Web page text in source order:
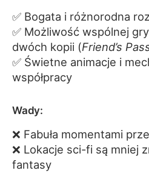
✅ Bogata i różnorodna
✅ Możliwość wspólnej
dwóch kopii (Friend’s
✅ Świetne animacje i
współpracy
Wady:
❌ Fabuła momentami
❌ Lokacje sci-fi są mniej
fantasy